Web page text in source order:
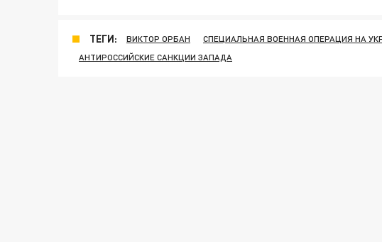
ТЕГИ: ВИКТОР ОРБАН СПЕЦИАЛЬНАЯ ВОЕННАЯ ОПЕРАЦИЯ НА
АНТИРОССИЙСКИЕ САНКЦИИ ЗАПАДА